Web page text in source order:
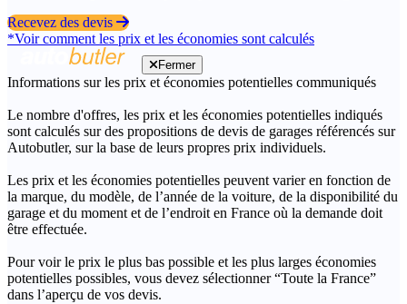
Recevez des devis
*Voir comment les prix et les économies sont calculés
Fermer
Informations sur les prix et économies potentielles communiqués
Le nombre d'offres, les prix et les économies potentielles indiqués
sont calculés sur des propositions de devis de garages référencés sur
Autobutler, sur la base de leurs propres prix individuels.
Les prix et les économies potentielles peuvent varier en fonction de
la marque, du modèle, de l’année de la voiture, de la disponibilité du
garage et du moment et de l’endroit en France où la demande doit
être effectuée.
Pour voir le prix le plus bas possible et les plus larges économies
potentielles possibles, vous devez sélectionner “Toute la France”
dans l’aperçu de vos devis.